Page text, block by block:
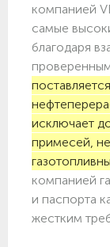
компанией
самые
благодаря
исключает
примесей,
компанией
и паспорта
жестким